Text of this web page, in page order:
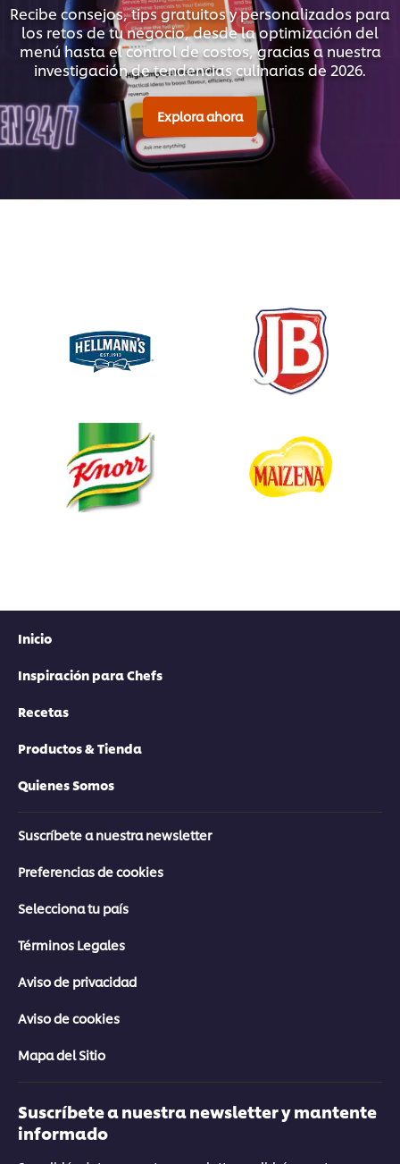
Recibe consejos, tips gratuitos y personalizados para
los retos de tu negocio, desde la optimización del
menú hasta el control de costos, gracias a nuestra
investigación de tendencias culinarias de 2026.
Explora ahora
Inicio
Inspiración para Chefs
Recetas
Productos & Tienda
Quienes Somos
Suscríbete a nuestra newsletter
Preferencias de cookies
Selecciona tu país
Términos Legales
Aviso de privacidad
Aviso de cookies
Mapa del Sitio
Suscríbete a nuestra newsletter y mantente
informado